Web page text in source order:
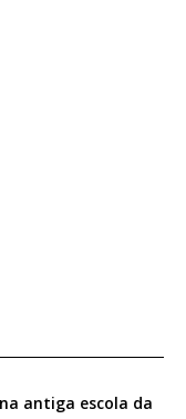
antiga escola da